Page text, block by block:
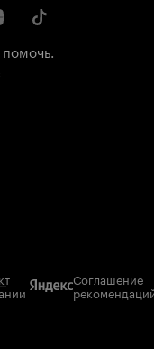
Соглашение